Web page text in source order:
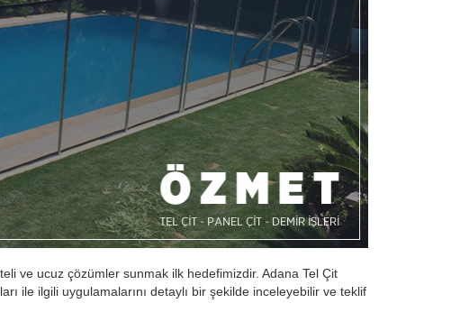
ve ucuz çözümler sunmak ilk hedefimizdir. Adana Tel Çit
ile ilgili uygulamalarını detaylı bir şekilde inceleyebilir ve teklif